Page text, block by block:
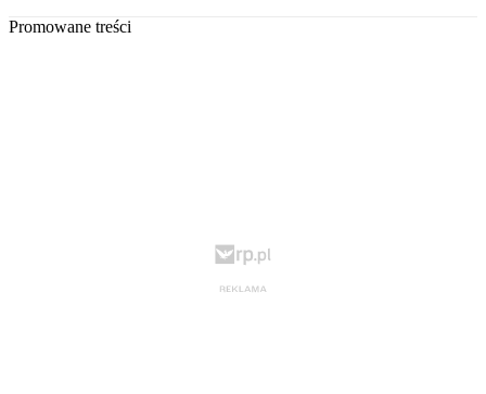
Promowane treści